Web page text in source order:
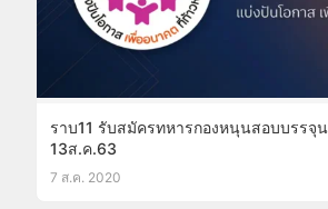
ราบ11 รับสมัครทหารกองหนุนสอบบรรจุ
13ส.ค.63
7 ส.ค. 2020